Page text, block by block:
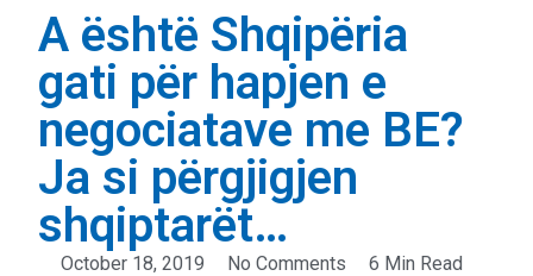
A është Shqipëria
gati për hapjen e
negociatave me BE?
Ja si përgjigjen
shqiptarët…
October 18, 2019 No Comments
6 Min Read